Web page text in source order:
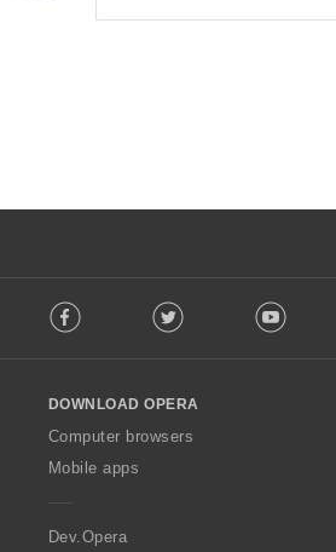
ว
o
w
O
p
a
Facebook Twitter Youtube
DOWNLOAD OPERA
Computer browsers
Mobile apps
Dev.Opera